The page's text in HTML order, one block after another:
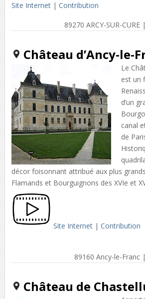
Site Internet| Contribution
89270 ARCY-SUR-CURE |
Château d’Ancy-le-
Le
est un
d’un
canal
de
décor foisonnant attribué aux plus
Flamands et Bourguignons des XVIe et
Site Internet| Contribution
89160 Ancy-le-Franc |
Château de